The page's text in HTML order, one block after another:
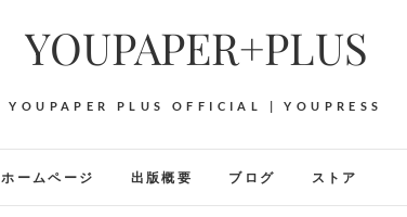
YOUPAPER+PLUS
YOUPAPER PLUS OFFICIAL | YOUPRESS
ホームページ 出版概要 ブログ ストア